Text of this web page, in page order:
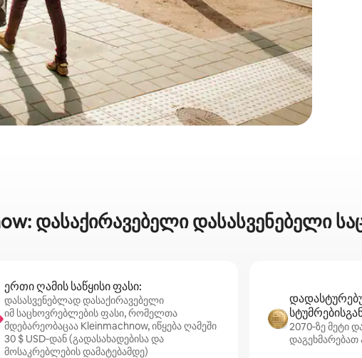
დასაქირავებელი დასასვენებელი
ერთი ღამის საწყისი ფასი:
დასასვენებლად დასაქირავებელი
იმ საცხოვრებლების ფასი, რომელთა
მდებარეობაცაა Kleinmachnow, იწყება ღამეში
30 $ USD‑დან (გადასახადებისა და
მოსაკრებლების დამატებამდე)
2070‑ზე მეტი
დაგეხმარებათ